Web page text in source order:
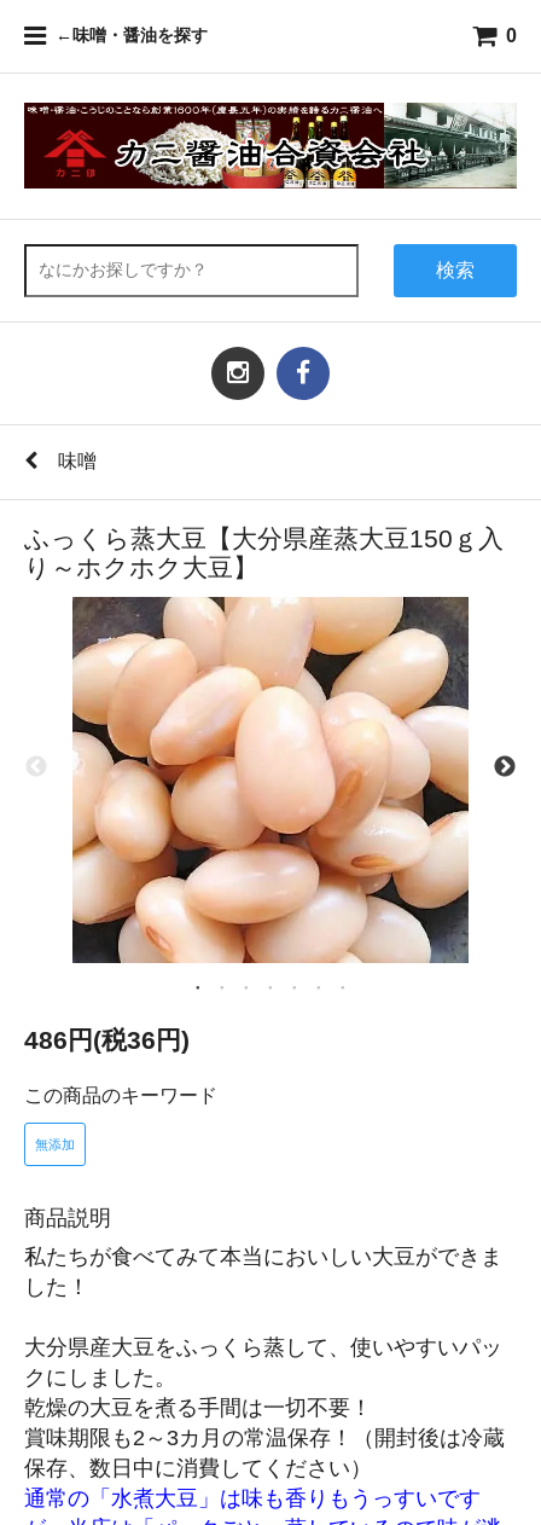
←味噌・醤油を探す 0
検索
味噌
ふっくら蒸大豆【大分県産蒸大豆150ｇ入
り～ホクホク大豆】
486円(税36円)
この商品のキーワード
無添加
商品説明
私たちが食べてみて本当においしい大豆ができま
した！
大分県産大豆をふっくら蒸して、使いやすいパッ
クにしました。
乾燥の大豆を煮る手間は一切不要！
賞味期限も2～3カ月の常温保存！（開封後は冷蔵
保存、数日中に消費してください）
通常の「水煮大豆」は味も香りもうっすいです